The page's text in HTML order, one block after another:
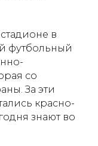
в
футбольный
со
За эти
красно-
знают во